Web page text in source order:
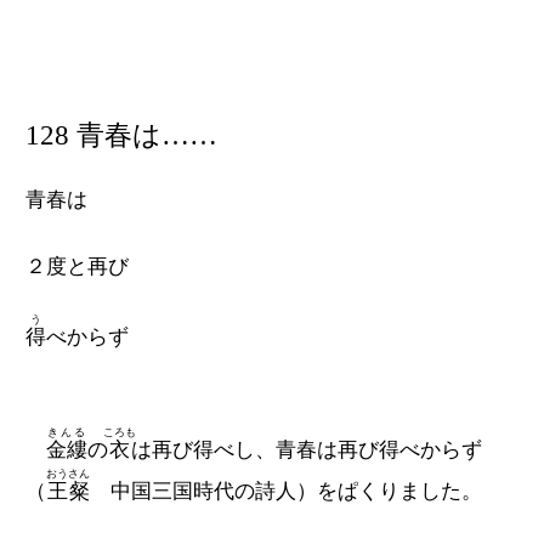
128 青春は……
青春は
２度と再び
得
う
べからず
金縷
きんる
の衣
ころも
は再び得べし、青春は再び得べからず
（王粲
おうさん
中国三国時代の詩人）をぱくりました。